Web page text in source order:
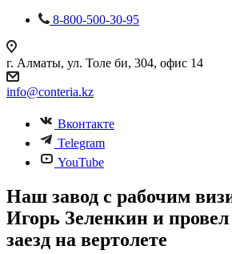
8-800-500-30-95
г. Алматы, ул. Толе би, 304, офис 14
info@conteria.kz
Вконтакте
Telegram
YouTube
Наш завод с рабочим
Игорь Зеленкин и
заезд на вертолете